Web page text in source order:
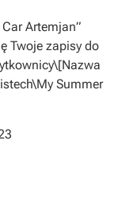
Artemjan”
Twoje zapisy do
Summer